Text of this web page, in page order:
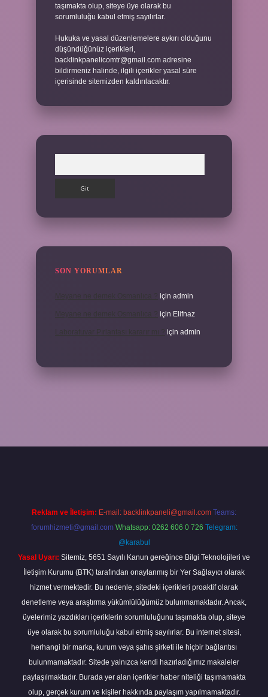
taşımakta olup, siteye üye olarak bu
sorumluluğu kabul etmiş sayılırlar.
Hukuka ve yasal düzenlemelere aykırı olduğunu
düşündüğünüz içerikleri,
backlinkpanelicomtr@gmail.com adresine
bildirmeniz halinde, ilgili içerikler yasal süre
içerisinde sitemizden kaldırılacaktır.
SON YORUMLAR
için admin
için Elifnaz
Laboratuvar Pırlantası kararır mı ? için admin
Reklam ve İletişim: E-mail: backlinkpaneli@gmail.com Teams:
forumhizmeti@gmail.com Whatsapp: 0262 606 0 726 Telegram:
@karabul
Yasal Uyarı: Sitemiz, 5651 Sayılı Kanun gereğince Bilgi Teknolojileri ve
İletişim Kurumu (BTK) tarafından onaylanmış bir Yer Sağlayıcı olarak
hizmet vermektedir. Bu nedenle, sitedeki içerikleri proaktif olarak
denetleme veya araştırma yükümlülüğümüz bulunmamaktadır. Ancak,
üyelerimiz yazdıkları içeriklerin sorumluluğunu taşımakta olup, siteye
üye olarak bu sorumluluğu kabul etmiş sayılırlar. Bu internet sitesi,
herhangi bir marka, kurum veya şahıs şirketi ile hiçbir bağlantısı
bulunmamaktadır. Sitede yalnızca kendi hazırladığımız makaleler
paylaşılmaktadır. Burada yer alan içerikler haber niteliği taşımamakta
olup, gerçek kurum ve kişiler hakkında paylaşım yapılmamaktadır.